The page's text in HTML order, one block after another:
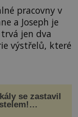
pracovny v
a Joseph je
jen dva
výstřelů, které
se zastavil
síla?